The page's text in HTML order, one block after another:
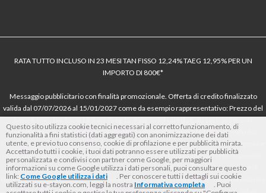
RATA TUTTO INCLUSO IN 23 MESI TAN FISSO 12,24% TAEG 12,95% PER UN
IMPORTO DI 800€*
Messaggio pubblicitario con finalità promozionale. Offerta di credito finalizzato
valida dal 07/07/2026 al 15/01/2027 come da esempio rappresentativo: Prezzo del
dell’offerta azzerati. Importo totale del credito € 800. Importo totale dovuto dal
Consumatore € 920. Decorrenza media della prima rata a 90 giorni. Al fine di gestire
le tue spese in modo responsabile e di conoscere eventuali altre offerte disponibili,
Findomestic ti ricorda, prima di sottoscrivere il contratto, di prendere visione di
tutte le condizioni economiche e contrattuali, facendo riferimento alle Informazioni
Europee di Base sul Credito ai Consumatori (IEBCC) nel percorso online. Salvo
Questo sito utilizza cookie tecnici necessari al corretto funzionamento, di
funzionalità a fini statistici (dati aggregati) con anonimizzazione dei dati
utente, e previo tuo consenso, cookie di profilazione e per pubblicità mirata.
Accettando tutti i cookie, i tuoi dati potranno essere utilizzati per pubblicità
personalizzata e condivisi con partner come Google, per maggiori
informazioni su come Google utilizza i dati personali, puoi consultare questo
link: Come Google utilizza i dati
. Per conoscere tutti i dettagli sui cookie
utilizzati su e-stayon.com, leggi la nostra Informativa completa
. Puoi